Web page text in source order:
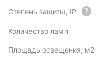
Степень защиты, IP
Количество ламп
Площадь освещения, м2